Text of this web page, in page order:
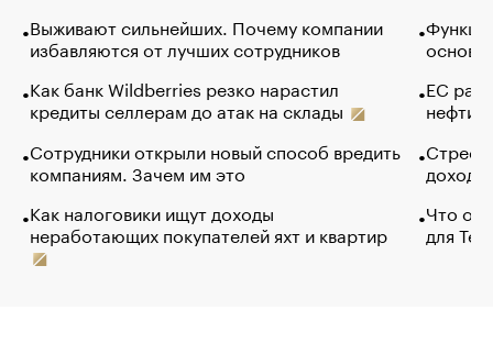
Выживают сильнейших. Почему компании
избавляются от лучших сотрудников
Как банк Wildberries резко нарастил
кредиты селлерам до атак на склады
Сотрудники открыли новый способ вредить
компаниям. Зачем им это
Как налоговики ищут доходы
неработающих покупателей яхт и квартир
основ
ЕС
нефти
Что
для